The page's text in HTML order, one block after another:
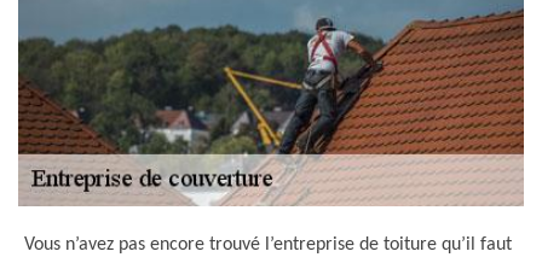
Vous n’avez pas encore trouvé l’entreprise de toiture qu’il faut